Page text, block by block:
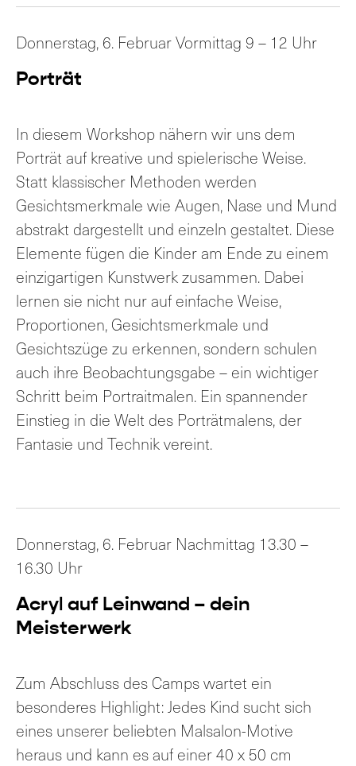
Donnerstag, 6. Februar Vormittag 9 – 12 Uhr
Porträt
In diesem Workshop nähern wir uns dem
Porträt auf kreative und spielerische Weise.
Statt klassischer Methoden werden
Gesichtsmerkmale wie Augen, Nase und Mund
abstrakt dargestellt und einzeln gestaltet. Diese
Elemente fügen die Kinder am Ende zu einem
einzigartigen Kunstwerk zusammen. Dabei
lernen sie nicht nur auf einfache Weise,
Proportionen, Gesichtsmerkmale und
Gesichtszüge zu erkennen, sondern schulen
auch ihre Beobachtungsgabe – ein wichtiger
Schritt beim Portraitmalen. Ein spannender
Einstieg in die Welt des Porträtmalens, der
Fantasie und Technik vereint.
Donnerstag, 6. Februar Nachmittag 13.30 –
16.30 Uhr
Acryl auf Leinwand – dein
Meisterwerk
Zum Abschluss des Camps wartet ein
besonderes Highlight: Jedes Kind sucht sich
eines unserer beliebten Malsalon-Motive
heraus und kann es auf einer 40 x 50 cm